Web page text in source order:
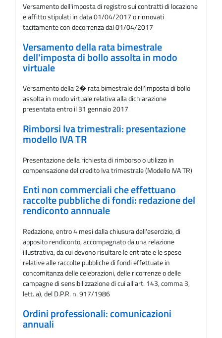
Versamento dell'imposta di registro sui contratti di locazione
e affitto stipulati in data 01/04/2017 o rinnovati
tacitamente con decorrenza dal 01/04/2017
Versamento della rata bimestrale
dell'imposta di bollo assolta in modo
virtuale
Versamento della 2� rata bimestrale dell'imposta di bollo
assolta in modo virtuale relativa alla dichiarazione
presentata entro il 31 gennaio 2017
Rimborsi Iva trimestrali: presentazione
modello IVA TR
Presentazione della richiesta di rimborso o utilizzo in
compensazione del credito Iva trimestrale (Modello IVA TR)
Enti non commerciali che effettuano
raccolte pubbliche di fondi: redazione del
rendiconto annnuale
Redazione, entro 4 mesi dalla chiusura dell'esercizio, di
apposito rendiconto, accompagnato da una relazione
illustrativa, da cui devono risultare le entrate e le spese
relative alle raccolte pubbliche di fondi effettuate in
concomitanza delle celebrazioni, delle ricorrenze o delle
campagne di sensibilizzazione di cui all'art. 143, comma 3,
lett. a), del D.P.R. n. 917/1986
Ordini professionali: comunicazioni
annuali